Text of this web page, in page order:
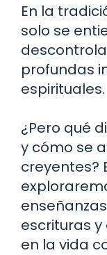
En la
solo se
profundas
espirituales.
¿Pero qué
y cómo se
creyentes?
escrituras
en la vida